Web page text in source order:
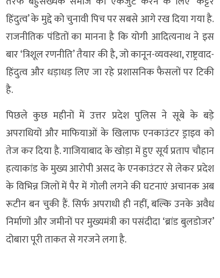
हिंदुत्व’ के मुद्दे को चुनावी पिच पर सबसे आगे रख दिया गया है.
राजनीतिक पंडितों का मानना है कि योगी आदित्यनाथ ने इस
बार ‘त्रिशूल रणनीति’ तैयार की है, जो कानून-व्यवस्था, राष्ट्रवाद-
हिंदुत्व और धड़ाधड़ लिए जा रहे प्रशासनिक फैसलों पर टिकी
है.
पिछले कुछ महीनों में उत्तर प्रदेश पुलिस ने सूबे के बड़े
अपराधियों और माफियाओं के खिलाफ एनकाउंटर ड्राइव को
तेज कर दिया है. गाजियाबाद के खोड़ा में हुए सूर्य प्रताप चौहान
हत्याकांड के मुख्य आरोपी असद के एनकाउंटर से लेकर प्रदेश
के विभिन्न जिलों में पैर में गोली लगने की घटनाएं अचानक अब
रूटीन बन चुकी हैं. सिर्फ अपराधी ही नहीं, बल्कि उनके अवैध
निर्माणों और जमीनों पर मुख्यमंत्री का पसंदीदा ‘ब्रांड बुलडोजर’
दोबारा पूरी ताकत से गरजने लगा है.